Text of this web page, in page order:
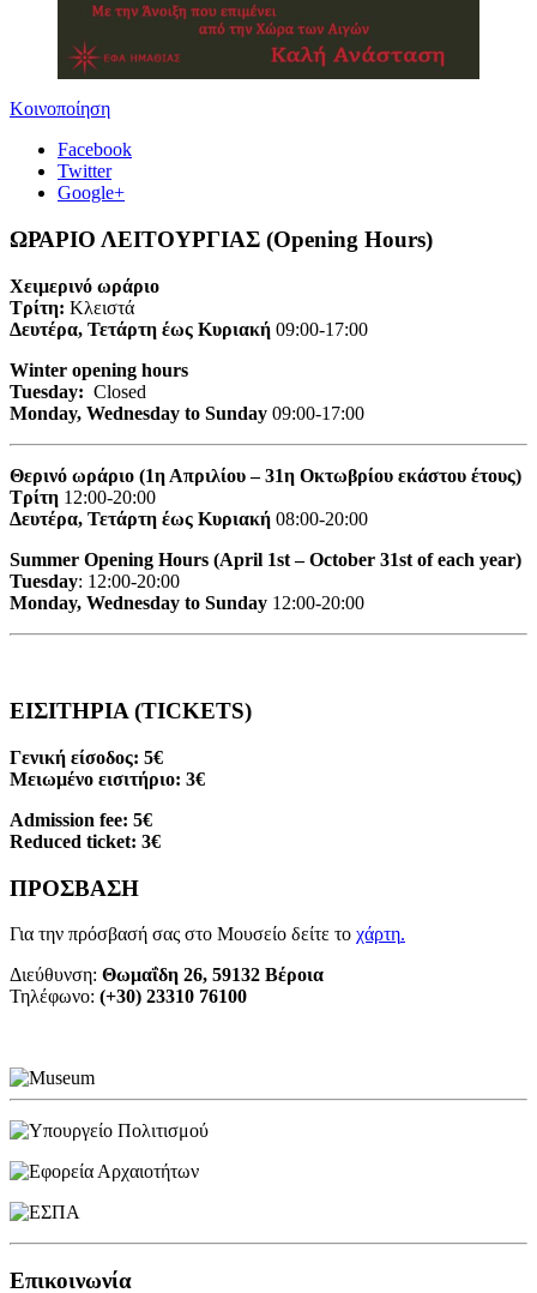
Κοινοποίηση
Facebook
Twitter
Google+
ΩΡΑΡΙΟ ΛΕΙΤΟΥΡΓΙΑΣ (Opening Hours)
Χειμερινό ωράριο
Τρίτη: Κλειστά
Δευτέρα, Τετάρτη έως Κυριακή 09:00-17:00
Winter opening hours
Tuesday: Closed
Monday, Wednesday to Sunday 09:00-17:00
Θερινό ωράριο (1η Απριλίου – 31η Οκτωβρίου εκάστου έτους)
Τρίτη 12:00-20:00
Δευτέρα, Τετάρτη έως Κυριακή 08:00-20:00
Summer Opening Hours (April 1st – October 31st of each year)
Tuesday: 12:00-20:00
Monday, Wednesday to Sunday 12:00-20:00
ΕΙΣΙΤΗΡΙΑ (TICKETS)
Γενική είσοδος: 5€
Μειωμένο εισιτήριο: 3€
Admission fee: 5€
Reduced ticket: 3€
ΠΡΟΣΒΑΣΗ
Για την πρόσβασή σας στο Μουσείο δείτε το χάρτη.
Διεύθυνση: Θωμαΐδη 26, 59132 Βέροια
Τηλέφωνο: (+30) 23310 76100
Επικοινωνία